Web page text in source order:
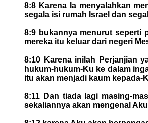
8:8 Karena Ia menyalahkan
segala isi rumah Israel dan
8:9 bukannya menurut seperti
mereka itu keluar dari negeri
8:10 Karena inilah Perjanjian
hukum-hukum-Ku ke dalam
itu akan menjadi kaum kepada-
8:11 Dan tiada lagi masing-
sekaliannya akan mengenal